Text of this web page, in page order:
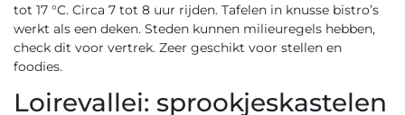
tot 17 °C. Circa 7 tot 8 uur rijden. Tafelen in knusse bistro’s
werkt als een deken. Steden kunnen milieuregels hebben,
check dit voor vertrek. Zeer geschikt voor stellen en
foodies.
Loirevallei: sprookjeskastelen